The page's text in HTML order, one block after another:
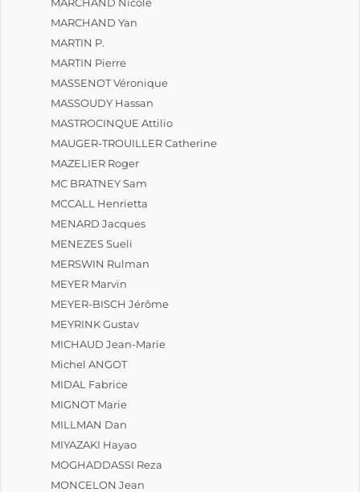
MARCHAND Yan
MARTIN P.
MARTIN Pierre
MASSENOT Véronique
MASSOUDY Hassan
MASTROCINQUE Attilio
MAUGER-TROUILLER Catherine
MAZELIER Roger
MC BRATNEY Sam
MCCALL Henrietta
MENARD Jacques
MENEZES Sueli
MERSWIN Rulman
MEYER Marvin
MEYER-BISCH Jérôme
MEYRINK Gustav
MICHAUD Jean-Marie
Michel ANGOT
MIDAL Fabrice
MIGNOT Marie
MILLMAN Dan
MIYAZAKI Hayao
MOGHADDASSI Reza
MONCELON Jean